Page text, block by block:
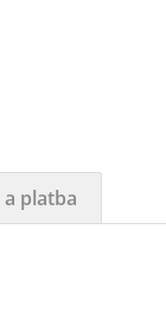
platba